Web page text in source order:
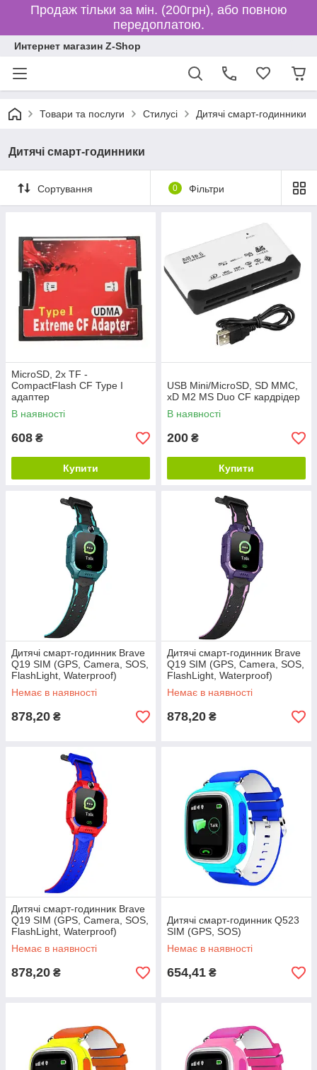
Продаж тільки за мін. (200грн), або повною
передоплатою.
Интернет магазин Z-Shop
Товари та послуги Стилусі Дитячі смарт-годинники
Дитячі смарт-годинники
Сортування 0 Фільтри
MicroSD, 2x TF -
CompactFlash CF Type I
адаптер
В наявності
608 ₴
Купити
USB Mini/MicroSD, SD MMC,
xD M2 MS Duo CF кардрідер
В наявності
200 ₴
Купити
Дитячі смарт-годинник Brave
Q19 SIM (GPS, Camera, SOS,
FlashLight, Waterproof)
Немає в наявності
878,20 ₴
Дитячі смарт-годинник Brave
Q19 SIM (GPS, Camera, SOS,
FlashLight, Waterproof)
Немає в наявності
878,20 ₴
Дитячі смарт-годинник Brave
Q19 SIM (GPS, Camera, SOS,
FlashLight, Waterproof)
Немає в наявності
878,20 ₴
Дитячі смарт-годинник Q523
SIM (GPS, SOS)
Немає в наявності
654,41 ₴